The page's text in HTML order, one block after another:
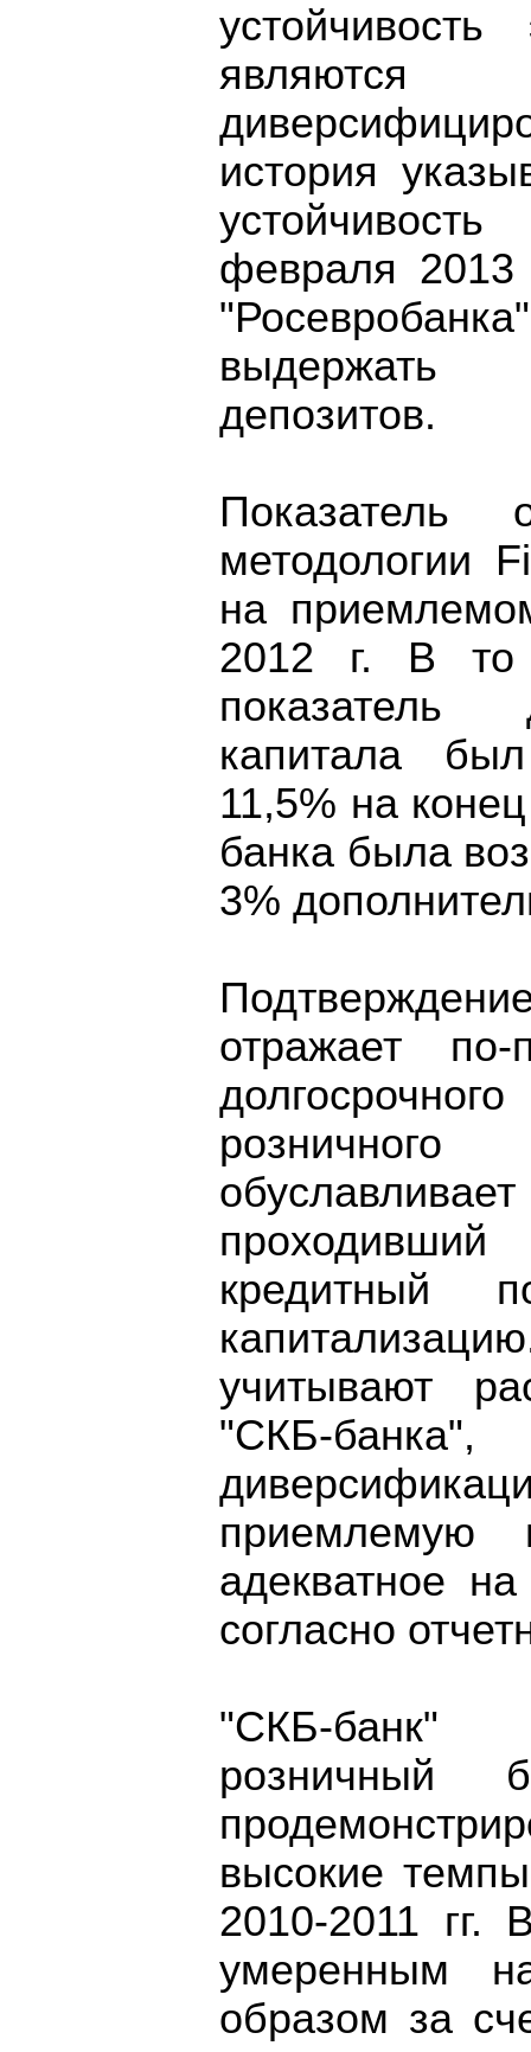
история
февраля 2013
выдержать
депозитов.
Показатель
методологии
на
2012 г. В то
показатель
капитала
11,5% на
банка была
3%
отражает
кредитный
учитывают
"СКБ-
приемлемую
адекватное
согласно
"СКБ-банк"
розничный
высокие
2010-2011 гг.
умеренным
образом за